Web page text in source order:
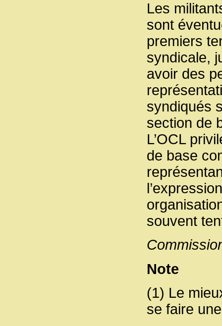
Les
sont
premiers
syndicale,
avoir des
syndiqués
section de
L’OCL
de base
souvent
Note
(1) Le
se faire